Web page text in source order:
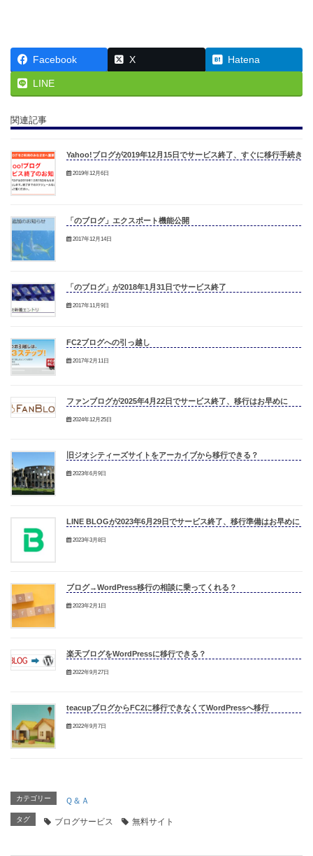
Facebook X Hatena
LINE
関連記事
Yahoo!ブログが2019年12月15日でサービス終了、すぐに移行手続きを
2019年12月6日
「のブログ」エクスポート機能公開
2017年12月14日
「のブログ」が2018年1月31日でサービス終了
2017年11月9日
FC2ブログへの引っ越し
2017年2月11日
ファンブログが2025年4月22日でサービス終了、移行はお早めに
2024年12月25日
旧ジオシティーズサイトをアーカイブから移行できる？
2023年6月9日
LINE BLOGが2023年6月29日でサービス終了、移行準備はお早めに
2023年3月8日
ブログ→WordPress移行の相談に乗ってくれる？
2023年2月1日
楽天ブログをWordPressに移行できる？
2022年9月27日
teacupブログからFC2に移行できなくてWordPressへ移行
2022年9月7日
カテゴリー Ｑ＆Ａ
タグ ブログサービス 無料サイト